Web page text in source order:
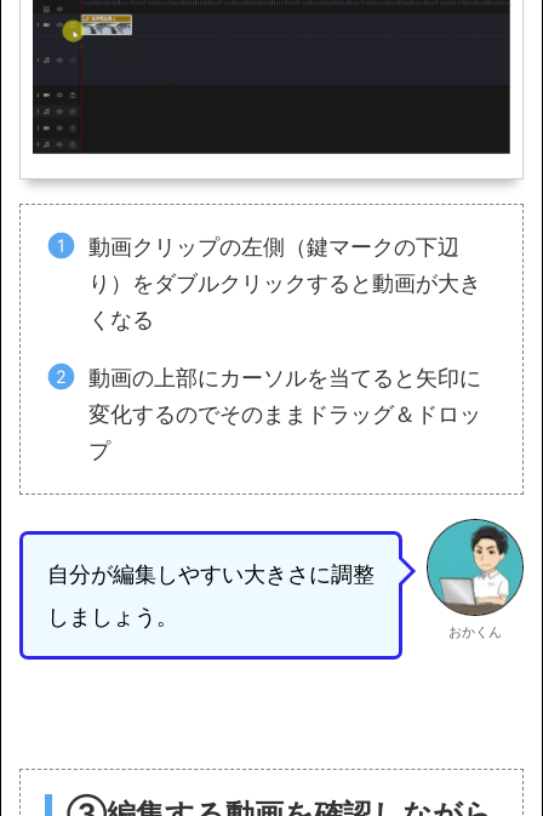
動画クリップの左側（鍵マークの下辺
り）をダブルクリックすると動画が大き
くなる
動画の上部にカーソルを当てると矢印に
変化するのでそのままドラッグ＆ドロッ
プ
自分が編集しやすい大きさに調整
しましょう。
おかくん